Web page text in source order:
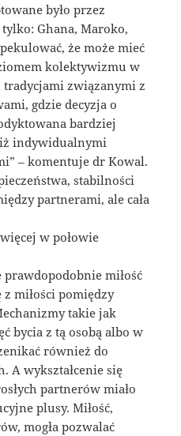
było przez
Ghana, Maroko,
że może mieć
kolektywizmu w
tradycjami związanymi z
gdzie decyzja o
bardziej
indywidualnymi
– komentuje dr Kowal.
stabilności
partnerami, ale cała
w połowie
prawdopodobnie miłość
miłości pomiędzy
takie jak
bycia z tą osobą albo w
również do
A wykształcenie się
partnerów miało
plusy. Miłość,
mogła pozwalać